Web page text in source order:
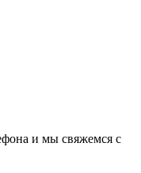
и мы свяжемся с